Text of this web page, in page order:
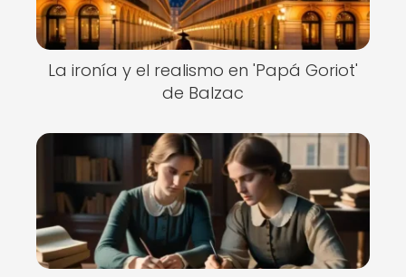
La ironía y el realismo en 'Papá Goriot'
de Balzac